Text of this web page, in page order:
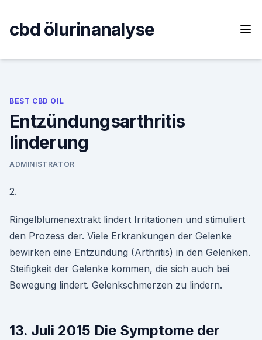
content
cbd ölurinanalyse
BEST CBD OIL
Entzündungsarthritis
linderung
ADMINISTRATOR
2.
Ringelblumenextrakt lindert Irritationen und stimuliert
den Prozess der. Viele Erkrankungen der Gelenke
bewirken eine Entzündung (Arthritis) in den Gelenken.
Steifigkeit der Gelenke kommen, die sich auch bei
Bewegung lindert. Gelenkschmerzen zu lindern.
13. Juli 2015 Die Symptome der